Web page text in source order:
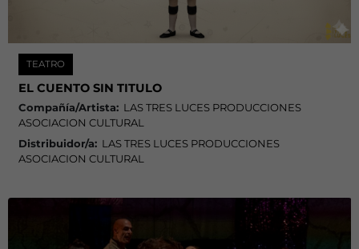
TEATRO
EL CUENTO SIN TITULO
Compañía/Artista: LAS TRES LUCES PRODUCCIONES
ASOCIACION CULTURAL
Distribuidor/a: LAS TRES LUCES PRODUCCIONES
ASOCIACION CULTURAL